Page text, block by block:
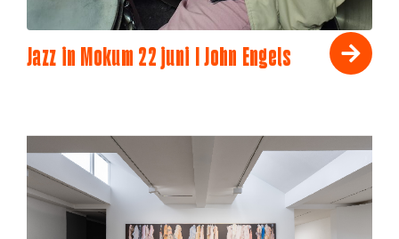
Jazz in Mokum 22 juni I John Engels